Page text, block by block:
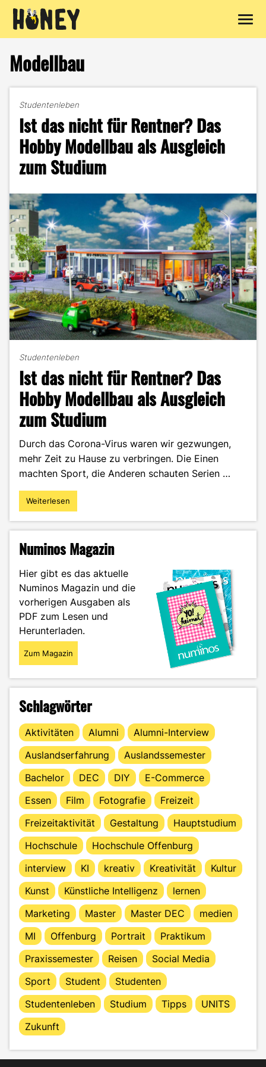
Inhalt
springen
Modellbau
Studentenleben
Ist das nicht für Rentner? Das
Hobby Modellbau als Ausgleich
zum Studium
Studentenleben
Ist das nicht für Rentner? Das
Hobby Modellbau als Ausgleich
zum Studium
Durch das Corona-Virus waren wir gezwungen,
mehr Zeit zu Hause zu verbringen. Die Einen
machten Sport, die Anderen schauten Serien …
"Ist
das
Rentner?
Hobby
Modellbau
als
Ausgleich
zum
Studium"
Weiterlesen
Numinos Magazin
Hier gibt es das aktuelle
Numinos Magazin und die
vorherigen Ausgaben als
PDF zum Lesen und
Herunterladen.
Zum Magazin
Schlagwörter
Aktivitäten Alumni
Alumni-Interview
Auslandserfahrung
Auslandssemester
Bachelor
DEC DIY
E-Commerce
Essen
Film Fotografie
Freizeit
Freizeitaktivität
Gestaltung
Hauptstudium
Hochschule
Hochschule Offenburg
interview
KI kreativ Kreativität
Kultur
Kunst
Künstliche Intelligenz
lernen
Marketing
Master Master DEC
medien
MI
Offenburg Portrait
Praktikum
Praxissemester
Reisen
Social Media
Sport
Student
Studenten
Studentenleben
Studium Tipps
UNITS
Zukunft